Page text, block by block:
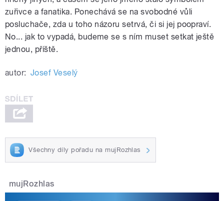
zuřivce a fanatika. Ponechává se na svobodné vůli
posluchače, zda u toho názoru setrvá, či si jej poopraví.
No... jak to vypadá, budeme se s ním muset setkat ještě
jednou, příště.
autor: Josef Veselý
Všechny díly pořadu na mujRozhlas
mujRozhlas